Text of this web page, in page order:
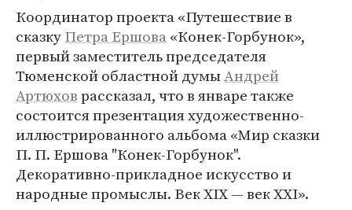
Координатор проекта «Путешествие в
сказкуПетра Ершова«Конек-Горбунок»,
первый заместитель председателя
Тюменской областной думыАндрей
Артюховрассказал, что в январе также
состоится презентация художественно-
иллюстрированного альбома «Мир сказки
П. П. Ершова "Конек-Горбунок".
Декоративно-прикладное искусство и
народные промыслы. Век XIX — век XXI».